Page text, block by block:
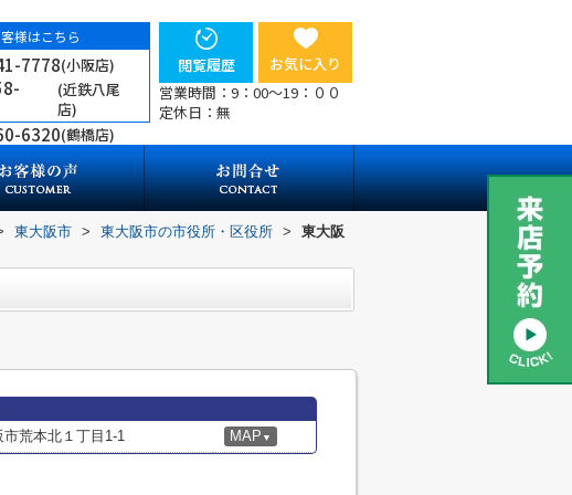
様はこちら
7778(小阪店)
(近鉄八尾
店)
6320(鶴橋店)
閲覧履歴
お気に入り
営業時間：9：00～19：００
定休日：無
東大阪市 > 東大阪市の市役所・区役所 >
東大阪
市荒本北１丁目1-1 MAP ▼